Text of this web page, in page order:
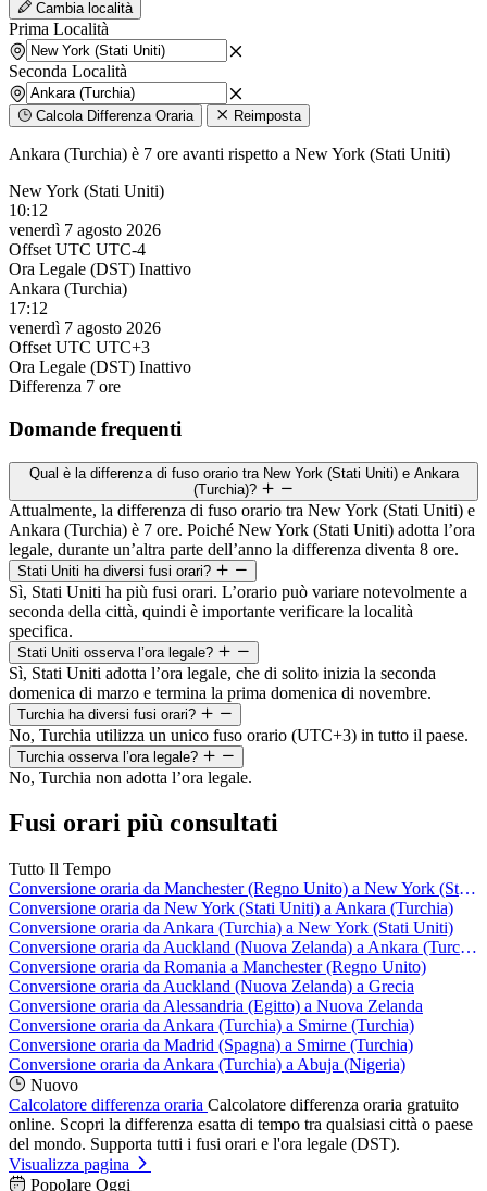
Cambia località
Prima Località
Seconda Località
Calcola Differenza Oraria Reimposta
Ankara (Turchia) è 7 ore avanti rispetto a New York (Stati Uniti)
New York (Stati Uniti)
10:12
venerdì 7 agosto 2026
Offset UTC UTC-4
Ora Legale (DST) Inattivo
Ankara (Turchia)
17:12
venerdì 7 agosto 2026
Offset UTC UTC+3
Ora Legale (DST) Inattivo
Differenza 7 ore
Domande frequenti
Qual è la differenza di fuso orario tra New York (Stati Uniti) e Ankara
(Turchia)?
Attualmente, la differenza di fuso orario tra New York (Stati Uniti) e
Ankara (Turchia) è 7 ore. Poiché New York (Stati Uniti) adotta l’ora
legale, durante un’altra parte dell’anno la differenza diventa 8 ore.
Stati Uniti ha diversi fusi orari?
Sì, Stati Uniti ha più fusi orari. L’orario può variare notevolmente a
seconda della città, quindi è importante verificare la località
specifica.
Stati Uniti osserva l’ora legale?
Sì, Stati Uniti adotta l’ora legale, che di solito inizia la seconda
domenica di marzo e termina la prima domenica di novembre.
Turchia ha diversi fusi orari?
No, Turchia utilizza un unico fuso orario (UTC+3) in tutto il paese.
Turchia osserva l’ora legale?
No, Turchia non adotta l’ora legale.
Fusi orari più consultati
Tutto Il Tempo
Conversione oraria da Manchester (Regno Unito) a New York (Stati Uniti)
Conversione oraria da New York (Stati Uniti) a Ankara (Turchia)
Conversione oraria da Ankara (Turchia) a New York (Stati Uniti)
Conversione oraria da Auckland (Nuova Zelanda) a Ankara (Turchia)
Conversione oraria da Romania a Manchester (Regno Unito)
Conversione oraria da Auckland (Nuova Zelanda) a Grecia
Conversione oraria da Alessandria (Egitto) a Nuova Zelanda
Conversione oraria da Ankara (Turchia) a Smirne (Turchia)
Conversione oraria da Madrid (Spagna) a Smirne (Turchia)
Conversione oraria da Ankara (Turchia) a Abuja (Nigeria)
Nuovo
Calcolatore differenza oraria Calcolatore differenza oraria gratuito
online. Scopri la differenza esatta di tempo tra qualsiasi città o paese
del mondo. Supporta tutti i fusi orari e l'ora legale (DST).
Visualizza pagina
Popolare Oggi